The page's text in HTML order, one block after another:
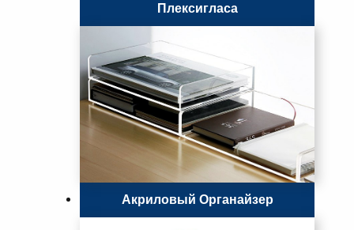
Плексигласа
Акриловый Органайзер